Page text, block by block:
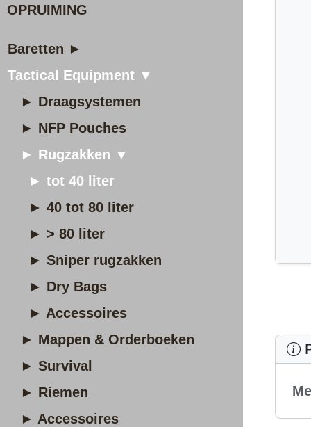
OPRUIMING
Baretten ►
Tactical Equipment ▼
► Draagsystemen
► NFP Pouches
► Rugzakken ▼
► tot 40 liter
► 40 tot 80 liter
► > 80 liter
► Sniper rugzakken
► Dry Bags
► Accessoires
► Mappen & Orderboeken
► Survival
► Riemen
► Accessoires